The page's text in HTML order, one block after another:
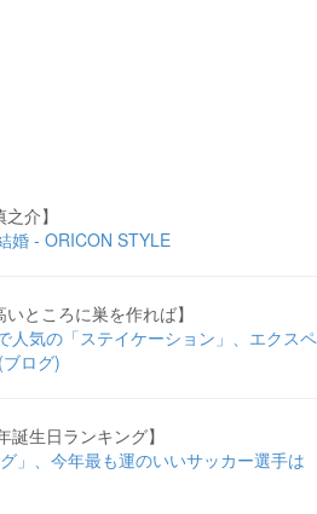
介】
婚 - ORICON STYLE
ところに巣を作れば】
人気の「ステイケーション」、エクスペ
ログ)
生日ランキング】
」、今年最も運のいいサッカー選手は